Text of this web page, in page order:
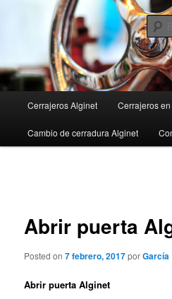
principal
Cerrajeros Alginet Cerrajeros
Cambio de cerradura Alginet
Abrir puerta
Posted on7 febrero, 2017porGarcía
Abrir puerta Alginet